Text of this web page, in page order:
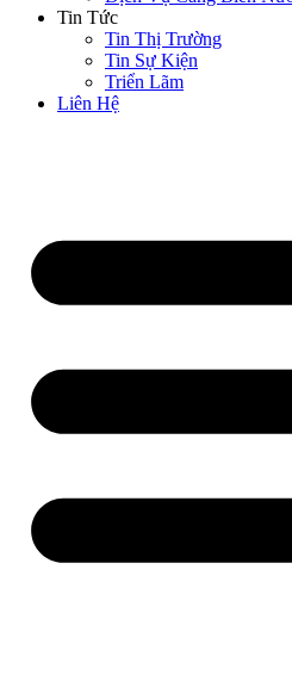
Tin Tức
Tin Thị Trường
Tin Sự Kiện
Triển Lãm
Liên Hệ